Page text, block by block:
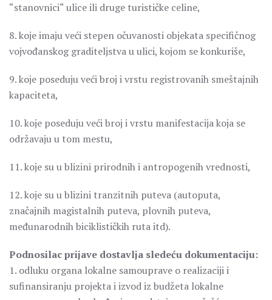
“stanovnici“ ulice ili druge turističke celine,
8. koje imaju veći stepen očuvanosti objekata specifičnog
vojvođanskog graditeljstva u ulici, kojom se konkuriše,
9. koje poseduju veći broj i vrstu registrovanih smeštajnih
kapaciteta,
10. koje poseduju veći broj i vrstu manifestacija koja se
održavaju u tom mestu,
11. koje su u blizini prirodnih i antropogenih vrednosti,
12. koje su u blizini tranzitnih puteva (autoputa,
značajnih magistalnih puteva, plovnih puteva,
međunarodnih biciklističkih ruta itd).
Podnosilac prijave dostavlja sledeću dokumentaciju:
1. odluku organa lokalne samouprave o realizaciji i
sufinansiranju projekta i izvod iz budžeta lokalne